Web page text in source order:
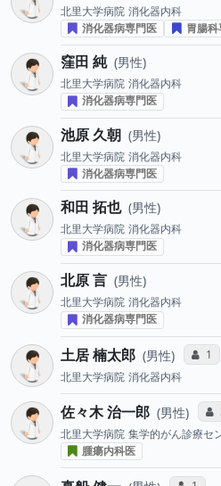
北里大学病院 消化器内科
消化器病専門医
胃腸
窪田 純 男性
北里大学病院 消化器内科
消化器病専門医
池原 久朝 男性
北里大学病院 消化器内科
消化器病専門医
和田 拓也 男性
北里大学病院 消化器内科
消化器病専門医
北原 言 男性
北里大学病院 消化器内科
消化器病専門医
土居 楠太郎 男性 コ1
北里大学病院 消化器内科
佐々木 治一郎 男性
北里大学病院 集学的がん診療セ
腫瘍内科医